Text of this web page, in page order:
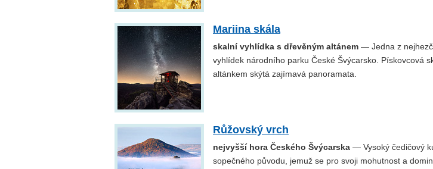
Mariina skála
skalní vyhlídka s dřevěným altánem — Jedna z
vyhlídek národního parku České Švýcarsko. Pískovcová
altánkem skýtá zajímavá panoramata.
Růžovský vrch
nejvyšší hora Českého Švýcarska — Vysoký čedičový
sopečného původu, jemuž se pro svoji mohutnost a